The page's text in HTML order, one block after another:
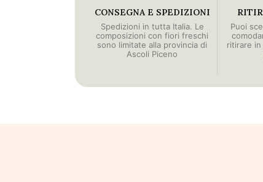
CONSEGNA E SPEDIZIONI
Spedizioni in tutta Italia. Le
composizioni con fiori freschi
sono limitate alla provincia di
Ascoli Piceno
Puoi
ritirare